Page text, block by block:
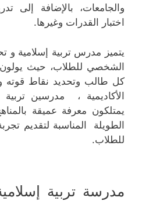
والجامعات، بالإضافة إلى
اختبار القدرات وغيرها.
يتميز مدرس تربية إسلامية و
الشخصي للطلاب، حيث يولون
كل طالب وتحديد نقاط قوته
الأكاديمية ، مدرسين
يمتلكون معرفة عميقة
الطويلة المناسبة لتقديم
للطلاب.
مدرسة تربية